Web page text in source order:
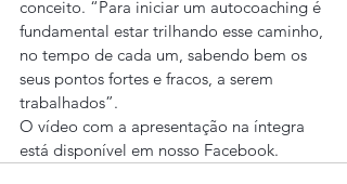
conceito. “Para iniciar um autocoaching é
fundamental estar trilhando esse caminho,
no tempo de cada um, sabendo bem os
seus pontos fortes e fracos, a serem
trabalhados”.
O vídeo com a apresentação na íntegra
está disponível em nosso Facebook.